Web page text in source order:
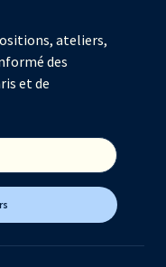
ateliers,
des
et de